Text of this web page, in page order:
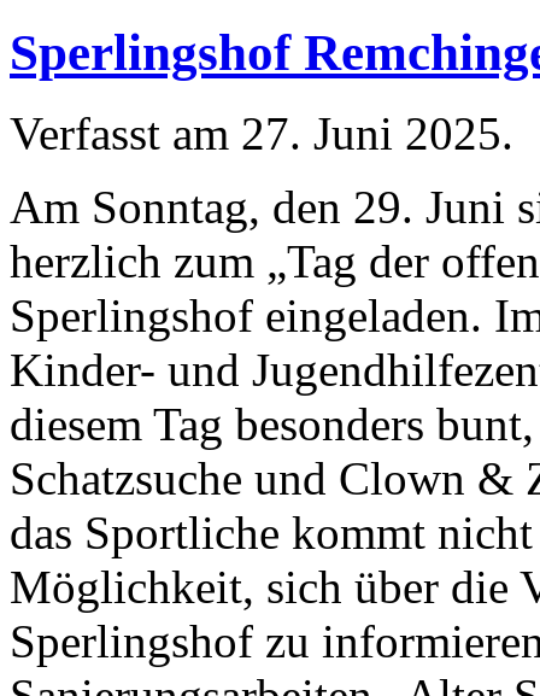
Sperlingshof
Verfasst am 27. Juni 2025.
Am Sonntag, den 29. Juni
herzlich zum „Tag der
Sperlingshof eingeladen.
Kinder- und
diesem Tag besonders
Schatzsuche und Clown &
das Sportliche kommt
Möglichkeit, sich über die
Sperlingshof zu